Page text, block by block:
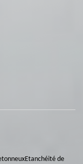
Etanchéité de